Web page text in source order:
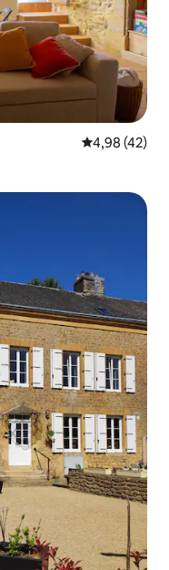
Priemerné
4,98 (42)